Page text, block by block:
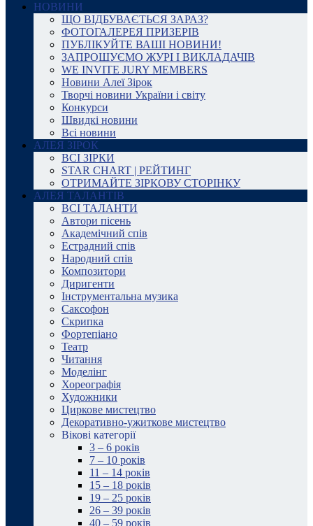
НОВИНИ
ЩО ВІДБУВАЄТЬСЯ ЗАРАЗ?
ФОТОГАЛЕРЕЯ ПРИЗЕРІВ
ПУБЛІКУЙТЕ ВАШІ НОВИНИ!
ЗАПРОШУЄМО ЖУРІ І ВИКЛАДАЧІВ
WE INVITE JURY MEMBERS
Новини Алеї Зірок
Творчі новини України і світу
Конкурси
Швидкі новини
Всі новини
АЛЕЯ ЗІРОК
ВСІ ЗІРКИ
STAR CHART | РЕЙТИНГ
ОТРИМАЙТЕ ЗІРКОВУ СТОРІНКУ
АЛЕЯ ТАЛАНТІВ
ВСІ ТАЛАНТИ
Автори пісень
Академічний спів
Естрадний спів
Народний спів
Композитори
Диригенти
Інструментальна музика
Саксофон
Скрипка
Фортепіано
Театр
Читання
Моделінг
Хореографія
Художники
Циркове мистецтво
Декоративно-ужиткове мистецтво
Вікові категорії
3 – 6 років
7 – 10 років
11 – 14 років
15 – 18 років
19 – 25 років
26 – 39 років
40 – 59 років